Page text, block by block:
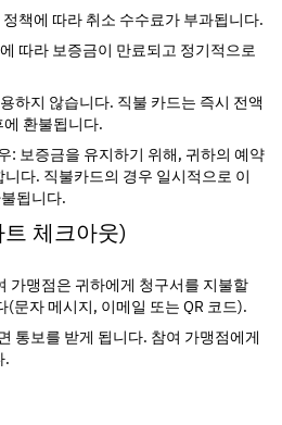
책에 따라 취소 수수료가 부과됩니다.
따라 보증금이 만료되고 정기적으로
하지 않습니다. 직불 카드는 즉시 전액
에 환불됩니다.
: 보증금을 유지하기 위해, 귀하의 예약
다. 직불카드의 경우 일시적으로 이
됩니다.
체크아웃)
가맹점은 귀하에게 청구서를 지불할
(문자 메시지, 이메일 또는 QR 코드).
통보를 받게 됩니다. 참여 가맹점에게
.